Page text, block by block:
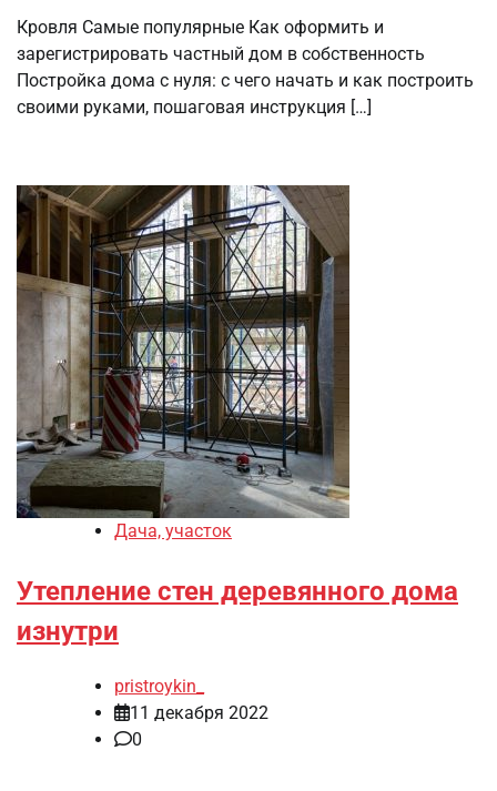
Кровля Самые популярные Как оформить и
зарегистрировать частный дом в собственность
Постройка дома с нуля: с чего начать и как построить
своими руками, пошаговая инструкция […]
Дача, участок
Утепление стен деревянного дома
изнутри
pristroykin_
11 декабря 2022
0